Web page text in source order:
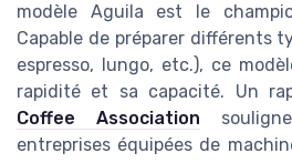
modèle Aguila est le
Capable de préparer différents
espresso, lungo, etc.), ce
rapidité et sa capacité. Un
Coffee Association
entreprises équipées de